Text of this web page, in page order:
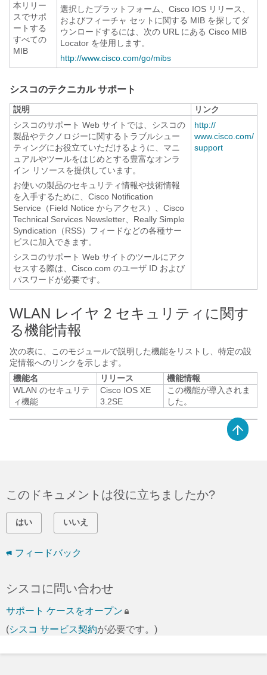
本リリー
スでサポ
ートする
すべての
MIB
選択したプラットフォーム、Cisco IOS リリース、
およびフィーチャ セットに関する MIB を探してダ
ウンロードするには、次の URL にある Cisco MIB
Locator を使用します。
http:/​/​www.cisco.com/​go/​mibs
シスコのテクニカル サポート
説明
リンク
シスコのサポート Web サイトでは、シスコの
製品やテクノロジーに関するトラブルシュー
ティングにお役立ていただけるように、マニ
ュアルやツールをはじめとする豊富なオンラ
イン リソースを提供しています。
お使いの製品のセキュリティ情報や技術情報
を入手するために、Cisco Notification
Service（Field Notice からアクセス）、Cisco
Technical Services Newsletter、Really Simple
Syndication（RSS）フィードなどの各種サー
ビスに加入できます。
シスコのサポート Web サイトのツールにアク
セスする際は、Cisco.com のユーザ ID および
パスワードが必要です。
http:/​/​
www.cisco.com/​
support
WLAN レイヤ 2 セキュリティに関す
る機能情報
次の表に、このモジュールで説明した機能をリストし、特定の設
定情報へのリンクを示します。
機能名
リリース
機能情報
WLAN のセキュリテ
ィ機能
Cisco IOS XE
3.2SE
この機能が導入されま
した。
このドキュメントは役に立ちましたか?
はい いいえ
フィードバック
シスコに問い合わせ
サポート ケースをオープン
(シスコ サービス契約が必要です。)